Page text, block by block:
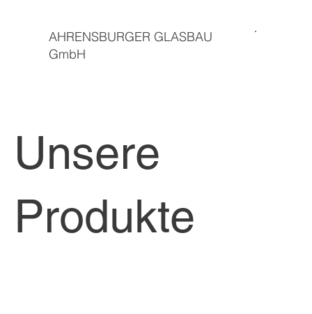
AHRENSBURGER GLASBAU
GmbH
Unsere
Produkte